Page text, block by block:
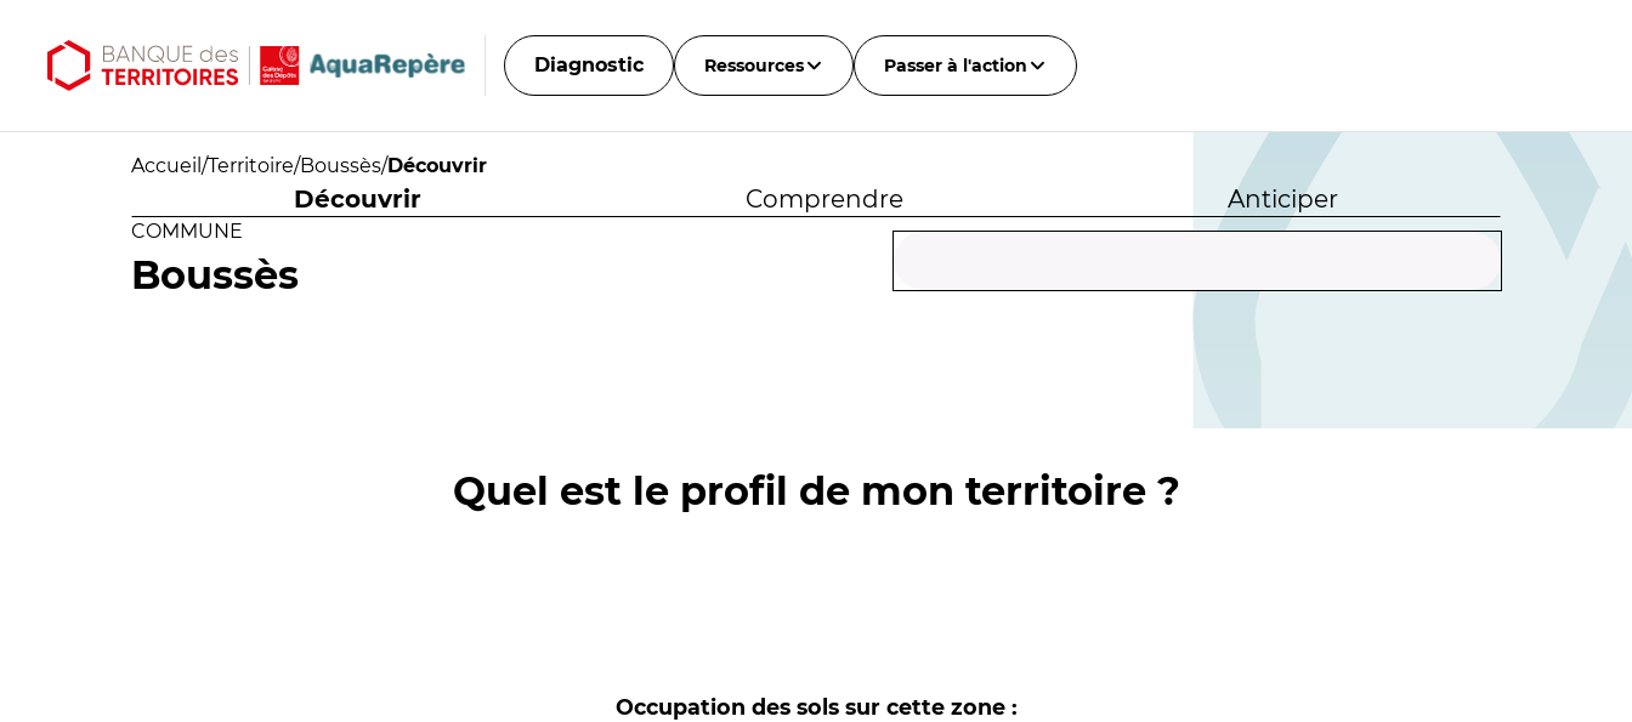
Diagnostic Ressources Passer à l'action
Accueil /Territoire/Boussès/Découvrir
Découvrir Comprendre Anticiper
COMMUNE
Boussès
Quel est le profil de mon territoire ?
Occupation des sols sur cette zone :